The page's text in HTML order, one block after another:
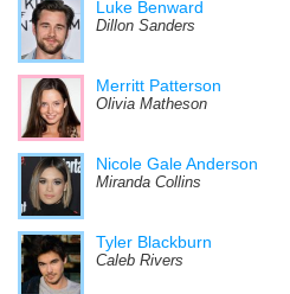
Luke Benward
Dillon Sanders
Merritt Patterson
Olivia Matheson
Nicole Gale Anderson
Miranda Collins
Tyler Blackburn
Caleb Rivers